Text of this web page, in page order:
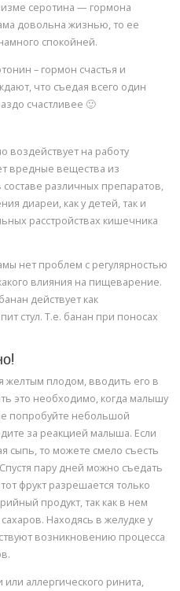
серотина — гормона
довольна жизнью, то ее
спокойней.
– гормон счастья и
что съедая всего один
счастливее 🙂
воздействует на работу
вредные вещества из
различных препаратов,
диареи, как у детей, так и
расстройствах кишечника
нет проблем с регулярностью
влияния на пищеварение.
действует как
стул. Т.е. банан при поносах
желтым плодом, вводить его в
это необходимо, когда малышу
попробуйте небольшой
за реакцией малыша. Если
сыпь, то можете смело съесть
пару дней можно съедать
фрукт разрешается только
продукт, так как в нем
Находясь в желудке у
возникновению процесса
аллергического ринита,